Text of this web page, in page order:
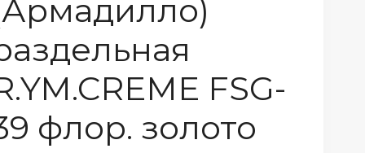
FSG-
флор. золото